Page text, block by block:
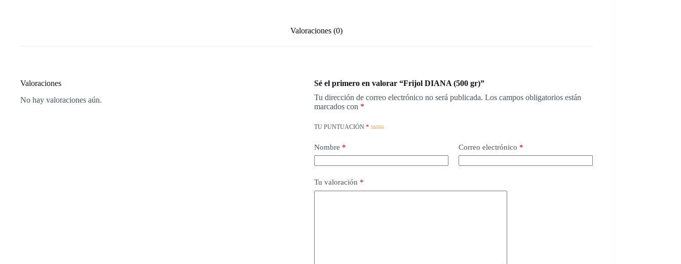
Valoraciones (0)
Valoraciones
No hay valoraciones aún.
Sé el primero en valorar “Frijol DIANA (500 gr)”
Tu dirección de correo electrónico no será publicada. Los campos obligatorios están
marcados con *
TU PUNTUACIÓN *
Nombre * Correo electrónico *
Tu valoración *